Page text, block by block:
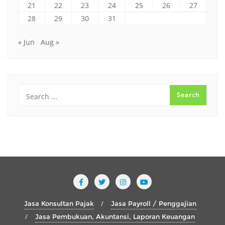
21
22 23 24 25 26
27
28
29 30 31
« Jun Aug »
Jasa Konsultan Pajak
Jasa Payroll / Penggajian
Jasa Pembukuan, Akuntansi, Laporan Keuangan